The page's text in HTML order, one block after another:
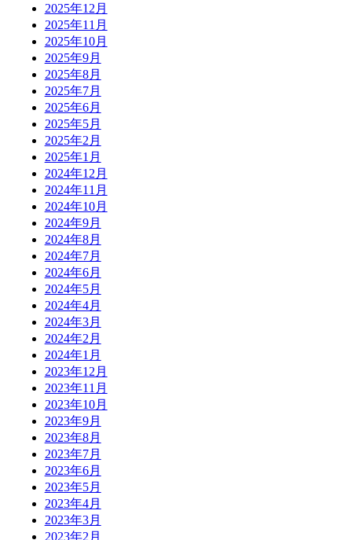
2025年12月
2025年11月
2025年10月
2025年9月
2025年8月
2025年7月
2025年6月
2025年5月
2025年2月
2025年1月
2024年12月
2024年11月
2024年10月
2024年9月
2024年8月
2024年7月
2024年6月
2024年5月
2024年4月
2024年3月
2024年2月
2024年1月
2023年12月
2023年11月
2023年10月
2023年9月
2023年8月
2023年7月
2023年6月
2023年5月
2023年4月
2023年3月
2023年2月